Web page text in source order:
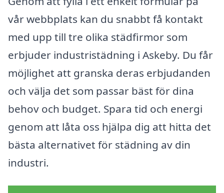
vår webbplats kan du snabbt få kontakt
med upp till tre olika städfirmor som
erbjuder industristädning i Askeby. Du får
möjlighet att granska deras erbjudanden
och välja det som passar bäst för dina
behov och budget. Spara tid och energi
genom att låta oss hjälpa dig att hitta det
bästa alternativet för städning av din
industri.